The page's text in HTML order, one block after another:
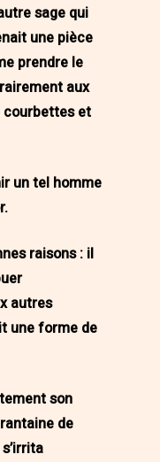
sage qui
une pièce
prendre le
aux
courbettes et
un tel homme
raisons : il
autres
une forme de
son
de